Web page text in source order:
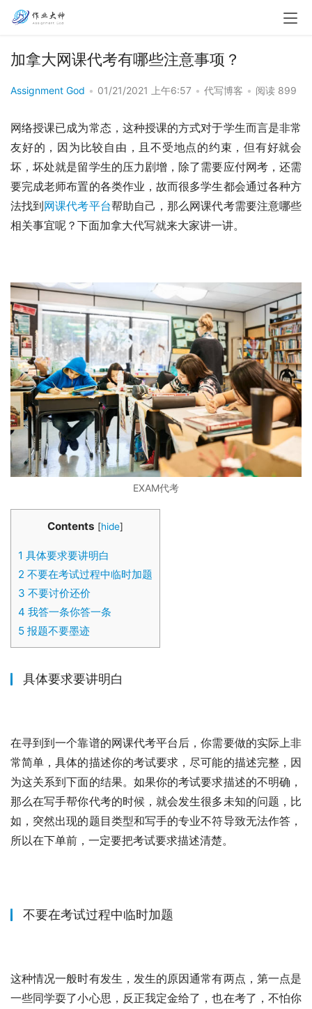
加拿大网课代考有哪些注意事项？
Assignment God • 01/21/2021 上午6:57 • 代写博客 • 阅读 899
网络授课已成为常态，这种授课的方式对于学生而言是非常
友好的，因为比较自由，且不受地点的约束，但有好就会
坏，坏处就是留学生的压力剧增，除了需要应付网考，还需
要完成老师布置的各类作业，故而很多学生都会通过各种方
法找到网课代考平台帮助自己，那么网课代考需要注意哪些
相关事宜呢？下面加拿大代写就来大家讲一讲。
EXAM代考
Contents [hide]
1 具体要求要讲明白
2 不要在考试过程中临时加题
3 不要讨价还价
4 我答一条你答一条
5 报题不要墨迹
具体要求要讲明白
在寻到到一个靠谱的网课代考平台后，你需要做的实际上非
常简单，具体的描述你的考试要求，尽可能的描述完整，因
为这关系到下面的结果。如果你的考试要求描述的不明确，
那么在写手帮你代考的时候，就会发生很多未知的问题，比
如，突然出现的题目类型和写手的专业不符导致无法作答，
所以在下单前，一定要把考试要求描述清楚。
不要在考试过程中临时加题
这种情况一般时有发生，发生的原因通常有两点，第一点是
一些同学耍了小心思，反正我定金给了，也在考了，不怕你